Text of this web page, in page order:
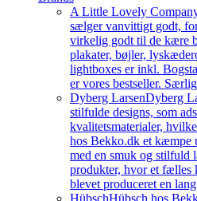
A Little Lovely
sælger vanvittigt godt,
virkelig godt til de kære
plakater, bøjler,
lightboxes er inkl.
er vores bestseller.
Dyberg LarsenDyberg
stilfulde designs, som
kvalitetsmaterialer,
hos Bekko.dk et kæmpe
med en smuk og stilfuld
produkter, hvor et fælles
blevet produceret en
HübschHübsch hos